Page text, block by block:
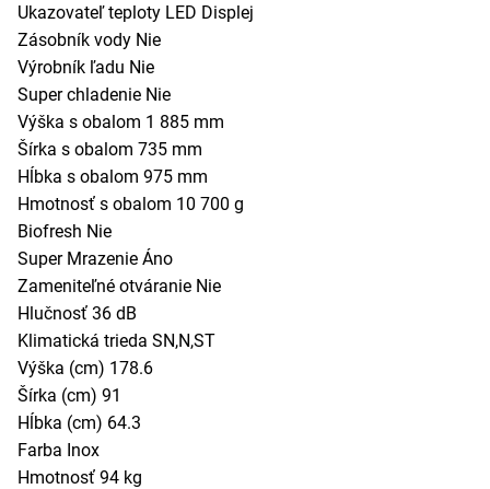
Ukazovateľ teploty LED Displej
Zásobník vody Nie
Výrobník ľadu Nie
Super chladenie Nie
Výška s obalom 1 885 mm
Šírka s obalom 735 mm
Hĺbka s obalom 975 mm
Hmotnosť s obalom 10 700 g
Biofresh Nie
Super Mrazenie Áno
Zameniteľné otváranie Nie
Hlučnosť 36 dB
Klimatická trieda SN,N,ST
Výška (cm) 178.6
Šírka (cm) 91
Hĺbka (cm) 64.3
Farba Inox
Hmotnosť 94 kg